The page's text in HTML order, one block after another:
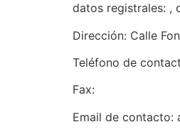
datos registrales: ,
Dirección: Calle
Teléfono de
Fax:
Email de contacto: